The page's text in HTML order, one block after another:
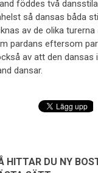
föddes två
så dansas båda
av de olika
pardans eftersom
av att den
dansar.
HITTAR DU NY